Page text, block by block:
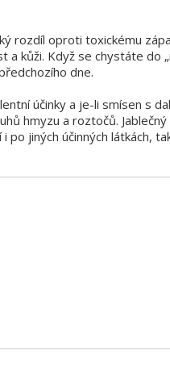
rozdíl oproti toxickému
a kůži. Když se chystáte do
dne.
účinky a je-li smísen s
hmyzu a roztočů.
po jiných účinných látkách,